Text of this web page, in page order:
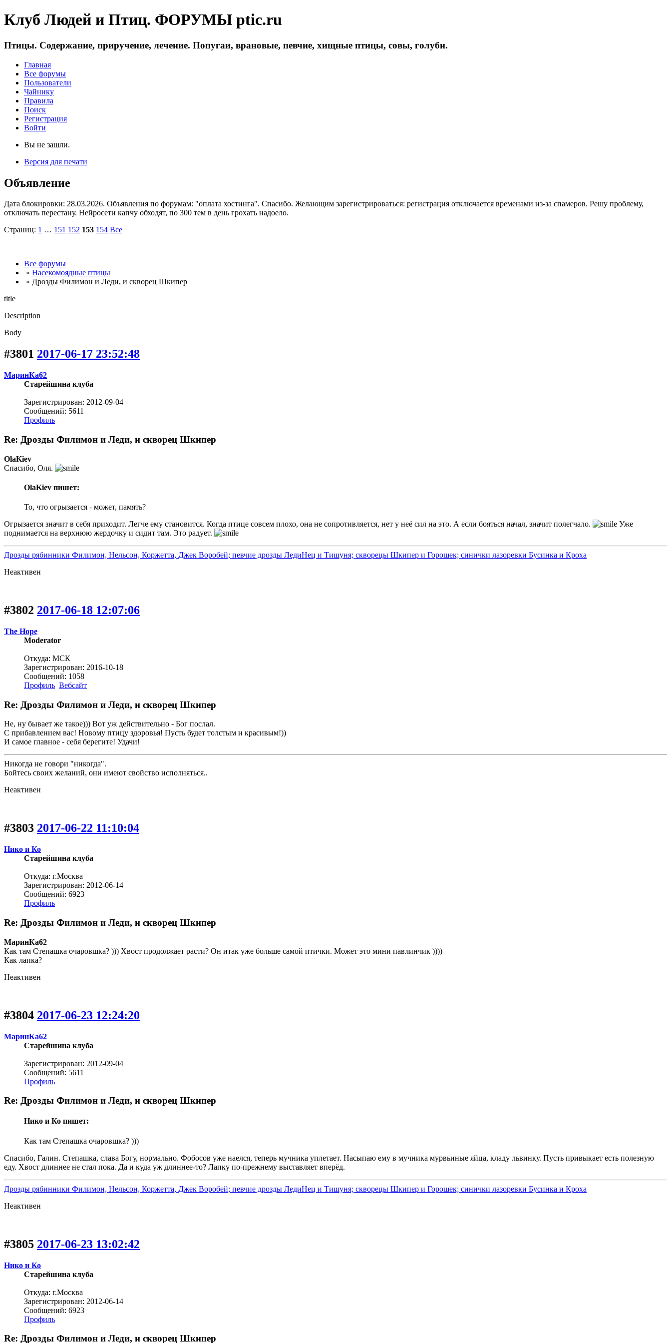
Клуб Людей и Птиц. ФОРУМЫ ptic.ru
Птицы. Содержание, приручение, лечение. Попугаи, врановые, певчие, хищные птицы, совы, голуби.
Главная
Все форумы
Пользователи
Чайнику
Правила
Поиск
Регистрация
Войти
Вы не зашли.
Версия для печати
Объявление
Дата блокировки: 28.03.2026. Объявления по форумам: "оплата хостинга". Спасибо. Желающим зарегистрироваться: регистрация отключается временами из-за спамеров. Решу проблему,
отключать перестану. Нейросети капчу обходят, по 300 тем в день грохать надоело.
Страниц: 1 … 151 152 153 154 Все
Все форумы
» Насекомоядные птицы
» Дрозды Филимон и Леди, и скворец Шкипер
title
Description
Body
#3801 2017-06-17 23:52:48
МаринКа62
Старейшина клуба
Зарегистрирован: 2012-09-04
Сообщений: 5611
Профиль
Re: Дрозды Филимон и Леди, и скворец Шкипер
OlaKiev
Спасибо, Оля.
OlaKiev пишет:
То, что огрызается - может, память?
Огрызается значит в себя приходит. Легче ему становится. Когда птице совсем плохо, она не сопротивляется, нет у неё сил на это. А если бояться начал, значит полегчало.
Уже
поднимается на верхнюю жердочку и сидит там. Это радует.
Дрозды рябинники Филимон, Нельсон, Коржетта, Джек Воробей; певчие дрозды ЛедиНец и Тишуня; скворецы Шкипер и Горошек; синички лазоревки Бусинка и Кроха
Неактивен
#3802 2017-06-18 12:07:06
The Hope
Moderator
Откуда: МСК
Зарегистрирован: 2016-10-18
Сообщений: 1058
Профиль Вебсайт
Re: Дрозды Филимон и Леди, и скворец Шкипер
Не, ну бывает же такое))) Вот уж действительно - Бог послал.
С прибавлением вас! Новому птицу здоровья! Пусть будет толстым и красивым!))
И самое главное - себя берегите! Удачи!
Никогда не говори "никогда".
Бойтесь своих желаний, они имеют свойство исполняться..
Неактивен
#3803 2017-06-22 11:10:04
Нико и Ко
Старейшина клуба
Откуда: г.Москва
Зарегистрирован: 2012-06-14
Сообщений: 6923
Профиль
Re: Дрозды Филимон и Леди, и скворец Шкипер
МаринКа62
Как там Степашка очаровшка? ))) Хвост продолжает расти? Он итак уже больше самой птички. Может это мини павлинчик ))))
Как лапка?
Неактивен
#3804 2017-06-23 12:24:20
МаринКа62
Старейшина клуба
Зарегистрирован: 2012-09-04
Сообщений: 5611
Профиль
Re: Дрозды Филимон и Леди, и скворец Шкипер
Нико и Ко пишет:
Как там Степашка очаровшка? )))
Спасибо, Галин. Степашка, слава Богу, нормально. Фобосов уже наелся, теперь мучника уплетает. Насыпаю ему в мучника мурвьиные яйца, кладу львинку. Пусть привыкает есть полезную
еду. Хвост длиннее не стал пока. Да и куда уж длиннее-то? Лапку по-прежнему выставляет вперёд.
Дрозды рябинники Филимон, Нельсон, Коржетта, Джек Воробей; певчие дрозды ЛедиНец и Тишуня; скворецы Шкипер и Горошек; синички лазоревки Бусинка и Кроха
Неактивен
#3805 2017-06-23 13:02:42
Нико и Ко
Старейшина клуба
Откуда: г.Москва
Зарегистрирован: 2012-06-14
Сообщений: 6923
Профиль
Re: Дрозды Филимон и Леди, и скворец Шкипер